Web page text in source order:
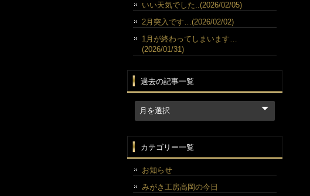
いい天気でした..(2026/02/05)
2月突入です…(2026/02/02)
1月が終わってしまいます…
(2026/01/31)
過去の記事一覧
カテゴリー一覧
お知らせ
みがき工房高岡の今日